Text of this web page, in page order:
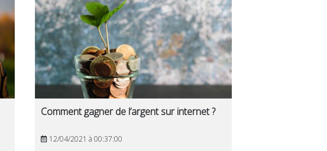
Comment gagner de l’argent sur internet ?
12/04/2021 à 00:37:00